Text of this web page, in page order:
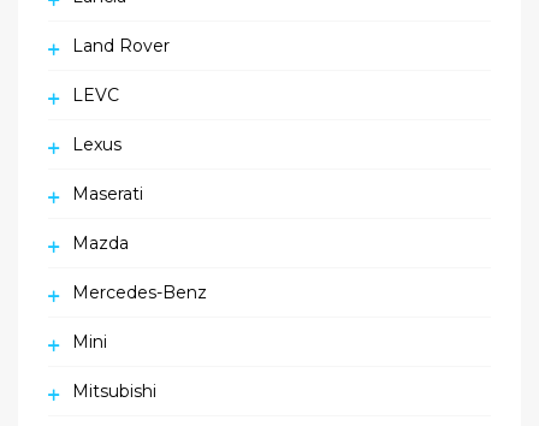
Land Rover
LEVC
Lexus
Maserati
Mazda
Mercedes-Benz
Mini
Mitsubishi